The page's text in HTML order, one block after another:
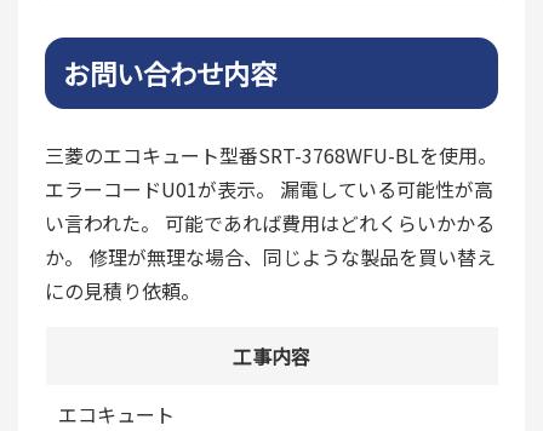
お問い合わせ内容
三菱のエコキュート型番SRT-3768WFU-BLを使用。
エラーコードU01が表示。 漏電している可能性が高
い言われた。 可能であれば費用はどれくらいかかる
か。 修理が無理な場合、同じような製品を買い替え
にの見積り依頼。
工事内容
エコキュート